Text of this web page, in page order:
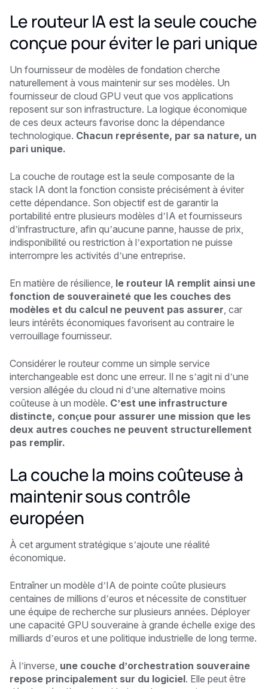
Le routeur IA est la seule couche
conçue pour éviter le pari unique
Un fournisseur de modèles de fondation cherche
naturellement à vous maintenir sur ses modèles. Un
fournisseur de cloud GPU veut que vos applications
reposent sur son infrastructure. La logique économique
de ces deux acteurs favorise donc la dépendance
technologique. Chacun représente, par sa nature, un
pari unique.
La couche de routage est la seule composante de la
stack IA dont la fonction consiste précisément à éviter
cette dépendance. Son objectif est de garantir la
portabilité entre plusieurs modèles d’IA et fournisseurs
d’infrastructure, afin qu’aucune panne, hausse de prix,
indisponibilité ou restriction à l’exportation ne puisse
interrompre les activités d’une entreprise.
En matière de résilience, le routeur IA remplit ainsi une
fonction de souveraineté que les couches des
modèles et du calcul ne peuvent pas assurer , car
leurs intérêts économiques favorisent au contraire le
verrouillage fournisseur.
Considérer le routeur comme un simple service
interchangeable est donc une erreur. Il ne s’agit ni d’une
version allégée du cloud ni d’une alternative moins
coûteuse à un modèle. C’est une infrastructure
distincte, conçue pour assurer une mission que les
deux autres couches ne peuvent structurellement
pas remplir.
La couche la moins coûteuse à
maintenir sous contrôle
européen
À cet argument stratégique s’ajoute une réalité
économique.
Entraîner un modèle d’IA de pointe coûte plusieurs
centaines de millions d’euros et nécessite de constituer
une équipe de recherche sur plusieurs années. Déployer
une capacité GPU souveraine à grande échelle exige des
milliards d’euros et une politique industrielle de long terme.
À l’inverse, une couche d’orchestration souveraine
repose principalement sur du logiciel. Elle peut être